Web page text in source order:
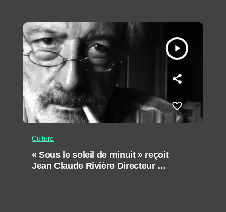
play_arrow
Culture
« Sous le soleil de minuit » reçoit
Jean Claude Rivière Directeur de